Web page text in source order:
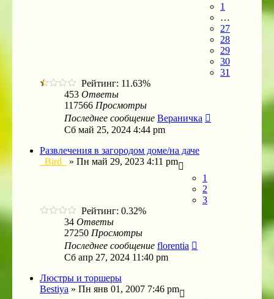
1
…
27
28
29
30
31
Рейтинг: 11.63%
453 Ответы
117566 Просмотры
Последнее сообщение Вераничка
Сб май 25, 2024 4:44 pm
Развлечения в загородом доме/на даче
_Bird_
» Пн май 29, 2023 4:11 pm
1
2
3
Рейтинг: 0.32%
34 Ответы
27250 Просмотры
Последнее сообщение florentia
Сб апр 27, 2024 11:40 pm
Люстры и торшеры
Bestiya » Пн янв 01, 2007 7:46 pm